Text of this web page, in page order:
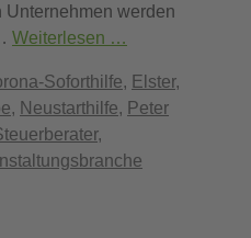
Unternehmen werden
Weiterlesen …
Soforthilfe, Elster,
, Neustarthilfe, Peter
,